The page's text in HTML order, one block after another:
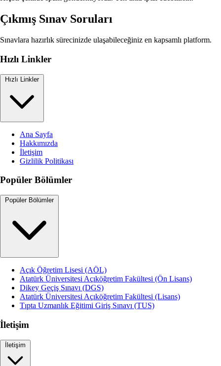
Çıkmış Sınav Soruları
Sınavlara hazırlık sürecinizde ulaşabileceğiniz en kapsamlı platform.
Hızlı Linkler
Hızlı Linkler
Ana Sayfa
Hakkımızda
İletişim
Gizlilik Politikası
Popüler Bölümler
Popüler Bölümler
Açık Öğretim Lisesi (AÖL)
Atatürk Üniversitesi Açıköğretim Fakültesi (Ön Lisans)
Dikey Geçiş Sınavı (DGS)
Atatürk Üniversitesi Açıköğretim Fakültesi (Lisans)
Tıpta Uzmanlık Eğitimi Giriş Sınavı (TUS)
İletişim
İletişim